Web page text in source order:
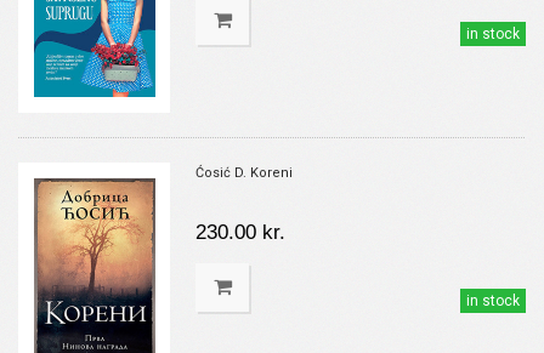
in stock
Ćosić D. Koreni
230.00 kr.
in stock